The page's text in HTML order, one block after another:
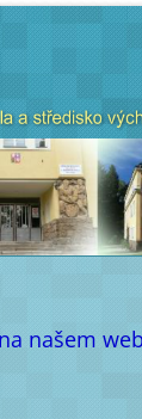
našem